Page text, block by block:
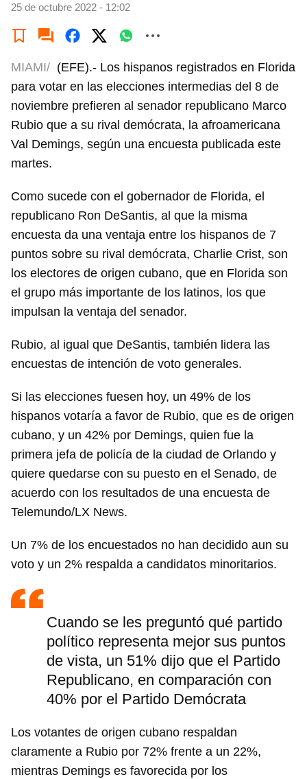
25 de octubre 2022 - 12:02
MIAMI/ (EFE).- Los hispanos registrados en Florida
para votar en las elecciones intermedias del 8 de
noviembre prefieren al senador republicano Marco
Rubio que a su rival demócrata, la afroamericana
Val Demings, según una encuesta publicada este
martes.
Como sucede con el gobernador de Florida, el
republicano Ron DeSantis, al que la misma
encuesta da una ventaja entre los hispanos de 7
puntos sobre su rival demócrata, Charlie Crist, son
los electores de origen cubano, que en Florida son
el grupo más importante de los latinos, los que
impulsan la ventaja del senador.
Rubio, al igual que DeSantis, también lidera las
encuestas de intención de voto generales.
Si las elecciones fuesen hoy, un 49% de los
hispanos votaría a favor de Rubio, que es de origen
cubano, y un 42% por Demings, quien fue la
primera jefa de policía de la ciudad de Orlando y
quiere quedarse con su puesto en el Senado, de
acuerdo con los resultados de una encuesta de
Telemundo/LX News.
Un 7% de los encuestados no han decidido aun su
voto y un 2% respalda a candidatos minoritarios.
Cuando se les preguntó qué partido
político representa mejor sus puntos
de vista, un 51% dijo que el Partido
Republicano, en comparación con
40% por el Partido Demócrata
Los votantes de origen cubano respaldan
claramente a Rubio por 72% frente a un 22%,
mientras Demings es favorecida por los